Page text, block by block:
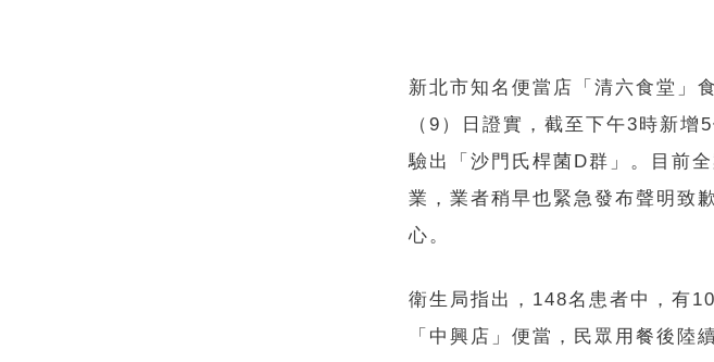
新北市知名便當店「清六食堂」
（9）日證實，截至下午3時新
驗出「沙門氏桿菌D群」。目前
業，業者稍早也緊急發布聲明致
心。
衛生局指出，148名患者中，有
「中興店」便當，民眾用餐後陸